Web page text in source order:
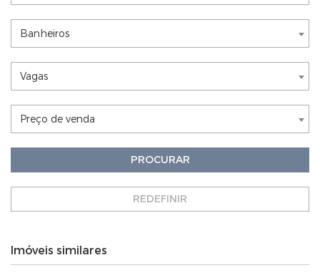
Nothing selected
Banheiros
Nothing selected
Vagas
Nothing selected
Preço de venda
PROCURAR
REDEFINIR
Imóveis similares